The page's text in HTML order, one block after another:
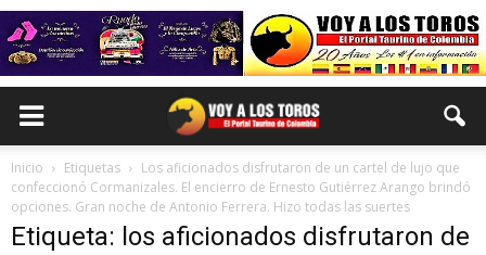
Inicio Etiquetas
Los aficionados disfrutaron de un cartel de lujo que
confeccionó Cormanizales. El encierro de Ernesto Gutiérrez Arango brindó
opciones. Gran noche de Antonio Ferrera. Hizo todas las suertes
Etiqueta: los aficionados disfrutaron de